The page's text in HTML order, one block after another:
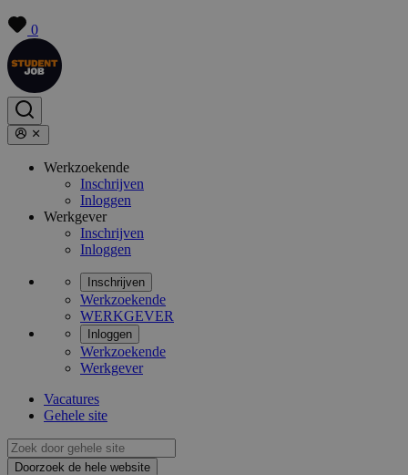
0
Werkzoekende
Inschrijven
Inloggen
Werkgever
Inschrijven
Inloggen
Inschrijven
Werkzoekende
WERKGEVER
Inloggen
Werkzoekende
Werkgever
Vacatures
Gehele site